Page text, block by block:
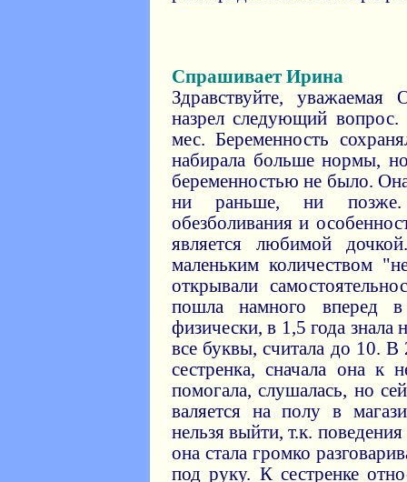
Спрашивает Ирина
Здравствуйте,
назрел следующий
мес. Беременность
набирала больше нормы,
беременностью не было.
ни раньше, ни позже.
обезболивания и
является любимой
маленьким количеством
открывали
пошла намного вперед
физически, в 1,5 года
все буквы, считала до 10. В
сестренка, сначала она к
помогала, слушалась, но
валяется на полу в
нельзя выйти, т.к.
она стала громко
под руку. К сестренке